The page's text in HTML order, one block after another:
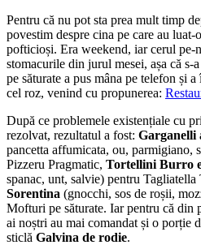
Pentru că nu pot sta prea mult timp
povestim despre cina pe care au
pofticioși. Era weekend, iar cerul pe-
stomacurile din jurul mesei, așa că s-
pe săturate a pus mâna pe telefon și
cel roz, venind cu propunerea:
După ce problemele existențiale cu
rezolvat, rezultatul a fost: Garganelli
pancetta affumicata, ou, parmigiano,
Pizzeru Pragmatic, Tortellini Burro
spanac, unt, salvie) pentru Tagliatella
Sorentina (gnocchi, sos de roșii,
Mofturi pe săturate. Iar pentru că din
ai noștri au mai comandat și o porție
sticlă Galvina de rodie.